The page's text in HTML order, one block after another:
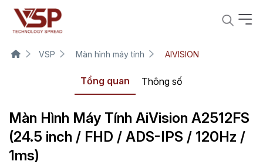
VSP Màn hình máy tính AIVISION
Tổng quan Thông số
Màn Hình Máy Tính AiVision A2512FS
(24.5 inch / FHD / ADS-IPS / 120Hz /
1ms)